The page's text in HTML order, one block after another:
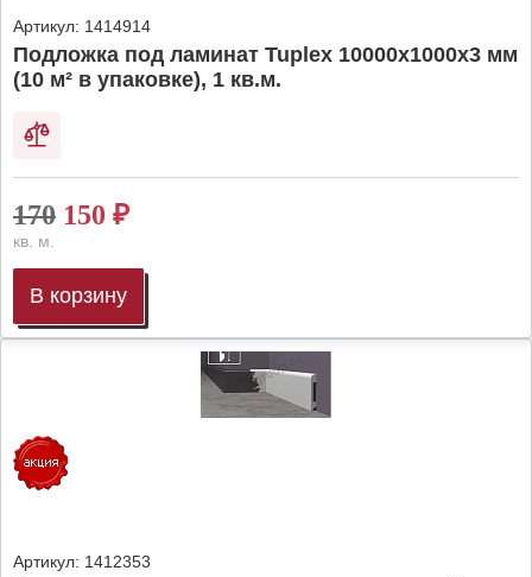
Артикул: 1414914
Подложка под ламинат Tuplex 10000x1000x3 мм
(10 м² в упаковке), 1 кв.м.
170 150 ₽
кв. м.
В корзину
Артикул: 1412353